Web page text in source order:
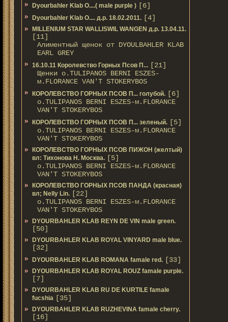
Dyourbahler Klab O....( male purple ) [6]
Dyourbahler Klab O.... д.р. 18.02.2011. [4]
MILLENIUM STAR WALLISWIL WANGEN д.р. 13.04.11.
[11]
Алиментный щенок от DYOULBAHLER KLAB
EARL GREY
16.10.11 Королевство Горных Псов П... [21]
Щенки о.TULIPANOS BERNI ESZES-
м.FLORANCE VAN'T STOKERYBOS
КОРОЛЕВСТВО ГОРНЫХ ПСОВ П... голубой. [6]
о.TULIPANOS BERNI ESZES-м.FLORANCE
VAN'T STOKERYBOS
КОРОЛЕВСТВО ГОРНЫХ ПСОВ П... зеленый. [5]
о.TULIPANOS BERNI ESZES-м.FLORANCE
VAN'T STOKERYBOS
КОРОЛЕВСТВО ГОРНЫХ ПСОВ ПИЖОН (желтый)
вл: Тихонова Н. Москва. [5]
о.TULIPANOS BERNI ESZES-м.FLORANCE
VAN'T STOKERYBOS
КОРОЛЕВСТВО ГОРНЫХ ПСОВ ПАНДА (красная)
вл; Nelly Lin. [22]
о.TULIPANOS BERNI ESZES-м.FLORANCE
VAN'T STOKERYBOS
DYOURBAHLER KLAB REYN DE VIN male green.
[50]
DYOURBAHLER KLAB ROYAL VINYARD male blue.
[32]
DYOURBAHLER KLAB ROMANA famale red. [33]
DYOURBAHLER KLAB ROYAL ROUZ famale purple.
[7]
DYOURBAHLER KLAB RU DE KURTILE famale
fucshia [35]
DYOURBAHLER KLAB RUZHEVINA famale cherry.
[16]